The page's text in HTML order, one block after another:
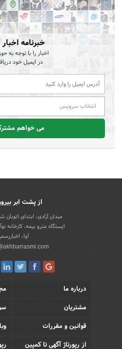
خبرنامه
اخبار را با توجه به
در ایمیل خود
انتخاب سرویس
می خواهم
از پشت ابر
میدان آزادی، ابتدای
ایستگاه مترو بیمه، کارخانه
آوا،
درباره ما
مشتریان
قوانین و مقررات
از رپورتاژ آگهی تا کمپین